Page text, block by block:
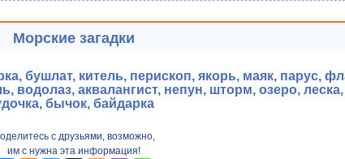
Морские загадки
бушлат, китель, перископ, якорь, маяк, парус,
водолаз, аквалангист, непун, шторм, озеро,
бычок, байдарка
с друзьями, возможно,
им с нужна эта информация!